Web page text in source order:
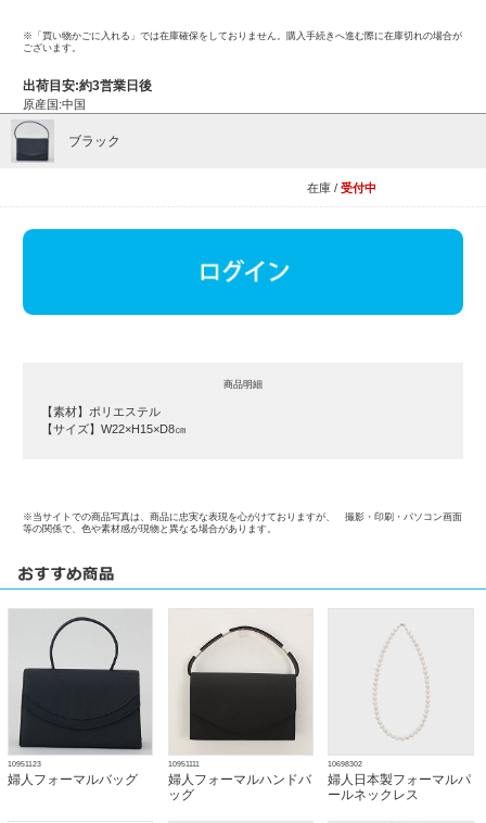
※「買い物かごに入れる」では在庫確保をしておりません。購入手続きへ進む際に在庫切れの場合が
ございます。
出荷目安:約3営業日後
原産国:中国
ブラック
在庫 / 受付中
商品明細
【素材】ポリエステル
【サイズ】W22×H15×D8㎝
※当サイトでの商品写真は、商品に忠実な表現を心がけておりますが、 撮影・印刷・パソコン画面
等の関係で、色や素材感が現物と異なる場合があります。
10951123
婦人フォーマルバッグ
10951111
婦人フォーマルハンドバ
ッグ
10698302
婦人日本製フォーマルパ
ールネックレス